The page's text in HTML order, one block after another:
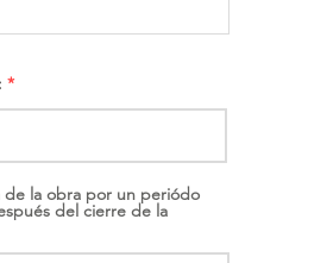
de la obra por un periódo
del cierre de la